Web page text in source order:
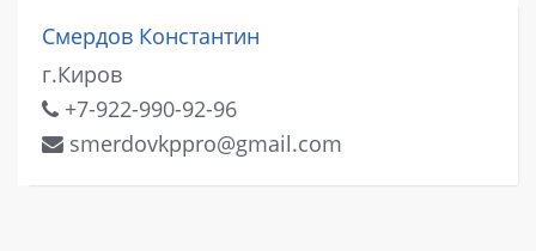
Смердов Константин
г.Киров
+7-922-990-92-96
smerdovkppro@gmail.com